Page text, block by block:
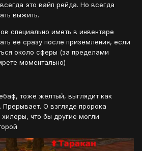
это вайп рейда. Но всегда
выжить.
специально иметь в инвентаре
её сразу после приземления, если
около сферы (за пределами
моментально)
тоже желтый, выглядит как
О взгляде пророка
что бы другие могли